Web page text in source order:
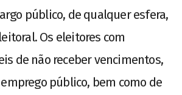
público, de qualquer esfera,
Os eleitores com
de não receber vencimentos,
público, bem como de